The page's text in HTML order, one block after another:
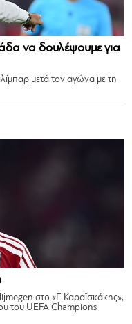
να δουλέψουμε για
μετά τον αγώνα με τη
στο «Γ. Καραϊσκάκης»,
του UEFA Champions